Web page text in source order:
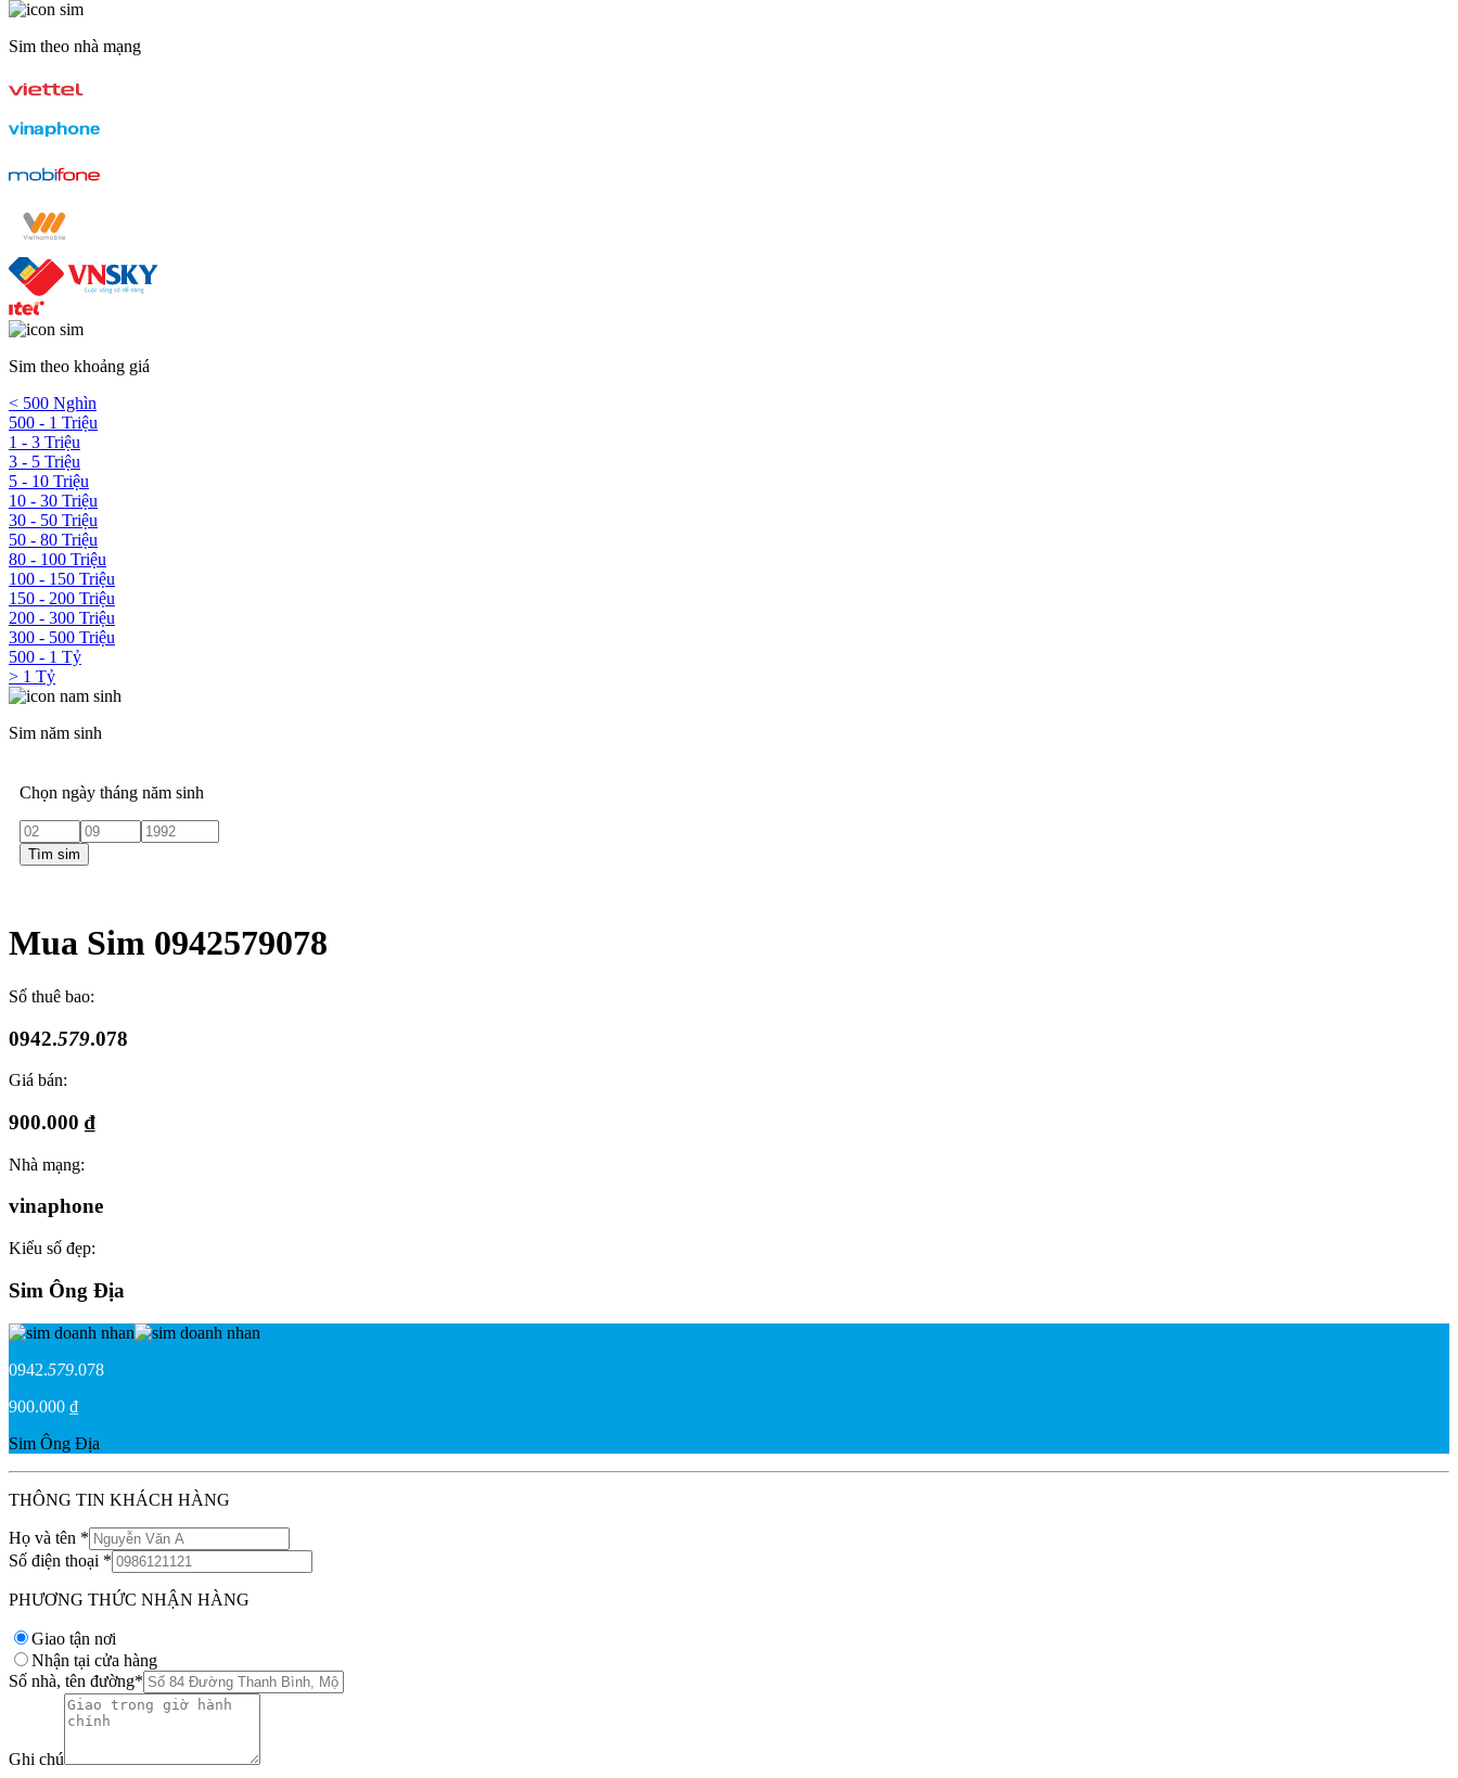
Sim theo nhà mạng
Sim theo khoảng giá
< 500 Nghìn
500 - 1 Triệu
1 - 3 Triệu
3 - 5 Triệu
5 - 10 Triệu
10 - 30 Triệu
30 - 50 Triệu
50 - 80 Triệu
80 - 100 Triệu
100 - 150 Triệu
150 - 200 Triệu
200 - 300 Triệu
300 - 500 Triệu
500 - 1 Tỷ
> 1 Tỷ
Sim năm sinh
Chọn ngày tháng năm sinh
Tìm sim
Mua Sim 0942579078
Số thuê bao:
0942.579.078
Giá bán:
900.000 ₫
Nhà mạng:
vinaphone
Kiểu số đẹp:
Sim Ông Địa
0942.579.078
900.000 ₫
Sim Ông Địa
THÔNG TIN KHÁCH HÀNG
Họ và tên *
Số điện thoại *
PHƯƠNG THỨC NHẬN HÀNG
Giao tận nơi
Nhận tại cửa hàng
Số nhà, tên đường*
Ghi chú